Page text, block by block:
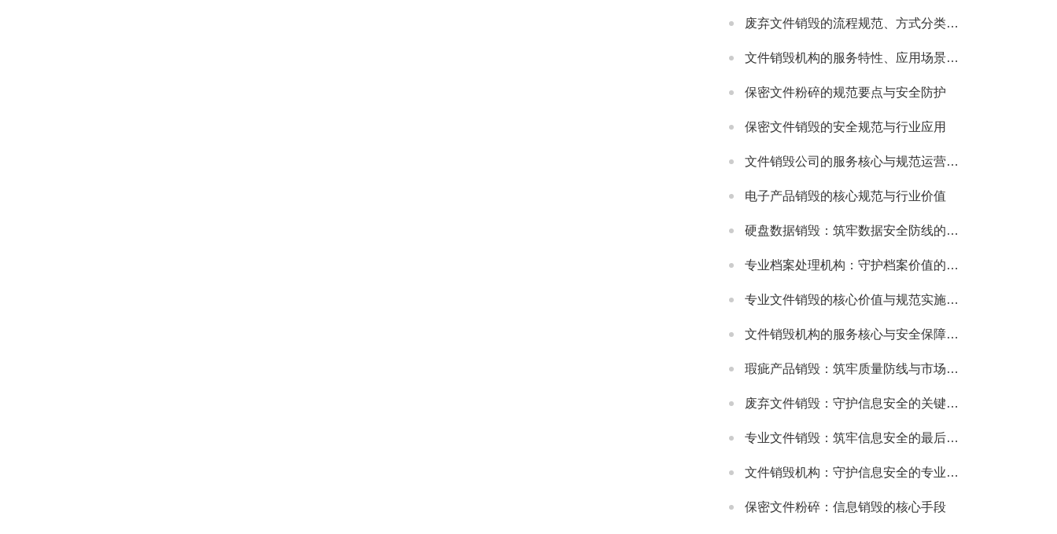
废弃文件销毁的流程规范、方式分类及安全注意事项
文件销毁机构的服务特性、应用场景及选型要点解析
保密文件粉碎的规范要点与安全防护
保密文件销毁的安全规范与行业应用
文件销毁公司的服务核心与规范运营要点
电子产品销毁的核心规范与行业价值
硬盘数据销毁：筑牢数据安全防线的关键举措
专业档案处理机构：守护档案价值的规范化服务载体
专业文件销毁的核心价值与规范实施指南
文件销毁机构的服务核心与安全保障体系
瑕疵产品销毁：筑牢质量防线与市场规范的重要举措
废弃文件销毁：守护信息安全的关键环节
专业文件销毁：筑牢信息安全的最后防线
文件销毁机构：守护信息安全的专业屏障
保密文件粉碎：信息销毁的核心手段